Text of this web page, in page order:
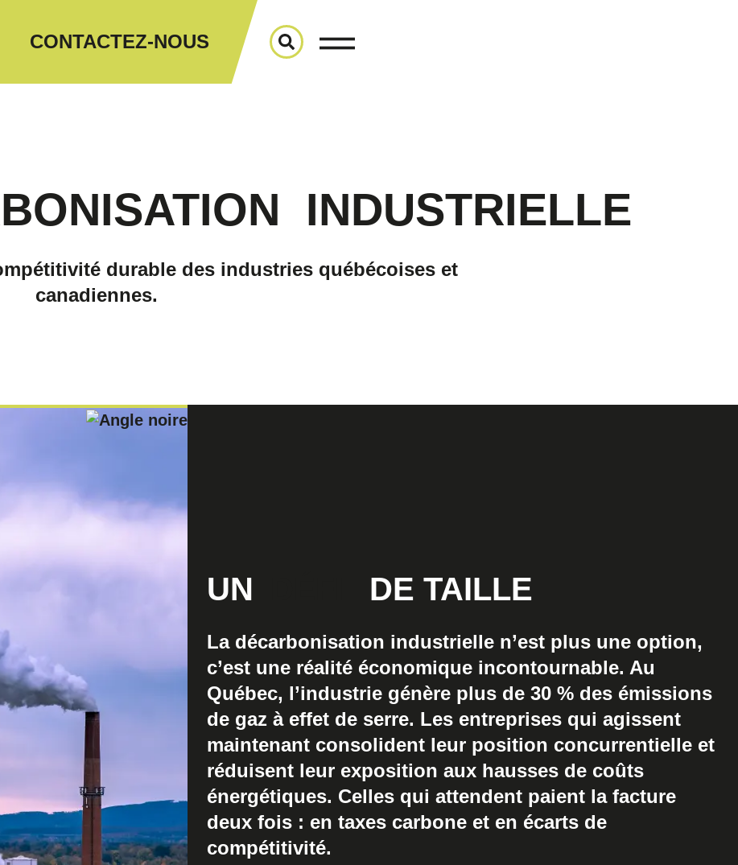
CONTACTEZ-NOUS
INDUSTRIELLE
durable des industries québécoises et
canadiennes.
UN DE TAILLE
La décarbonisation industrielle n’est plus une option,
c’est une réalité économique incontournable. Au
Québec, l’industrie génère plus de 30 % des émissions
de gaz à effet de serre. Les entreprises qui agissent
maintenant consolident leur position concurrentielle et
réduisent leur exposition aux hausses de coûts
énergétiques. Celles qui attendent paient la facture
deux fois : en taxes carbone et en écarts de
compétitivité.